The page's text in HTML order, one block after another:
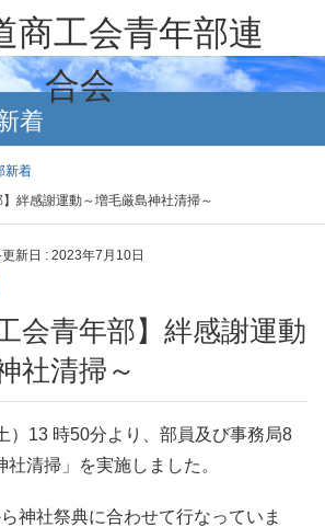
着
新着
】絆感謝運動～増毛厳島神社清掃～
新日 : 2023年7月10日
社清掃～
）13 時50分より、部員及び事務局8
清掃」を実施しました。
神社祭典に合わせて行なっていま